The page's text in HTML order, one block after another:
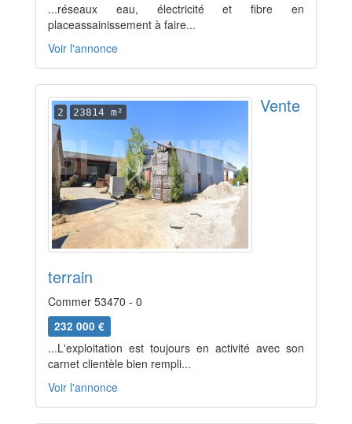
...réseaux eau, électricité et fibre en
placeassainissement à faire...
Voir l'annonce
2 23814 m² Vente
terrain
Commer 53470 - 0
232 000 €
...L'exploitation est toujours en activité avec son
carnet clientèle bien rempli...
Voir l'annonce